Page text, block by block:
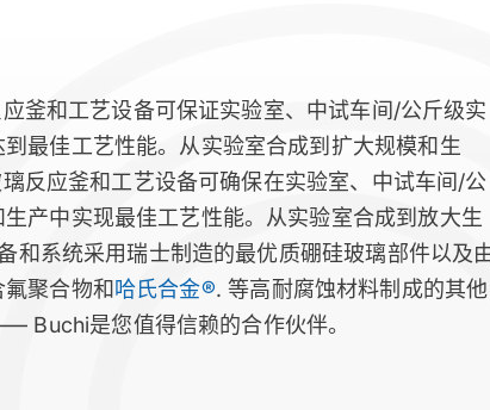
釜和工艺设备可保证实验室、中试车间/公斤级实
最佳工艺性能。从实验室合成到扩大规模和生
反应釜和工艺设备可确保在实验室、中试车间/公
生产中实现最佳工艺性能。从实验室合成到放大生
和系统采用瑞士制造的最优质硼硅玻璃部件以及
聚合物和哈氏合金®. 等高耐腐蚀材料制成的其他
Buchi是您值得信赖的合作伙伴。